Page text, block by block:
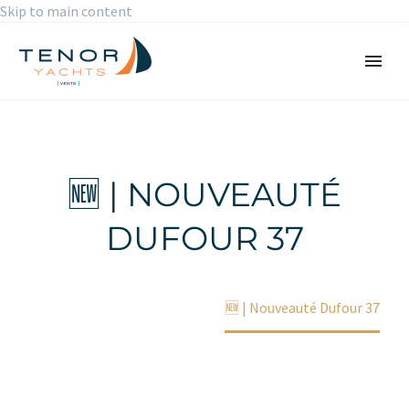
Skip to main content
🆕 | NOUVEAUTÉ
DUFOUR 37
🆕 | Nouveauté Dufour 37